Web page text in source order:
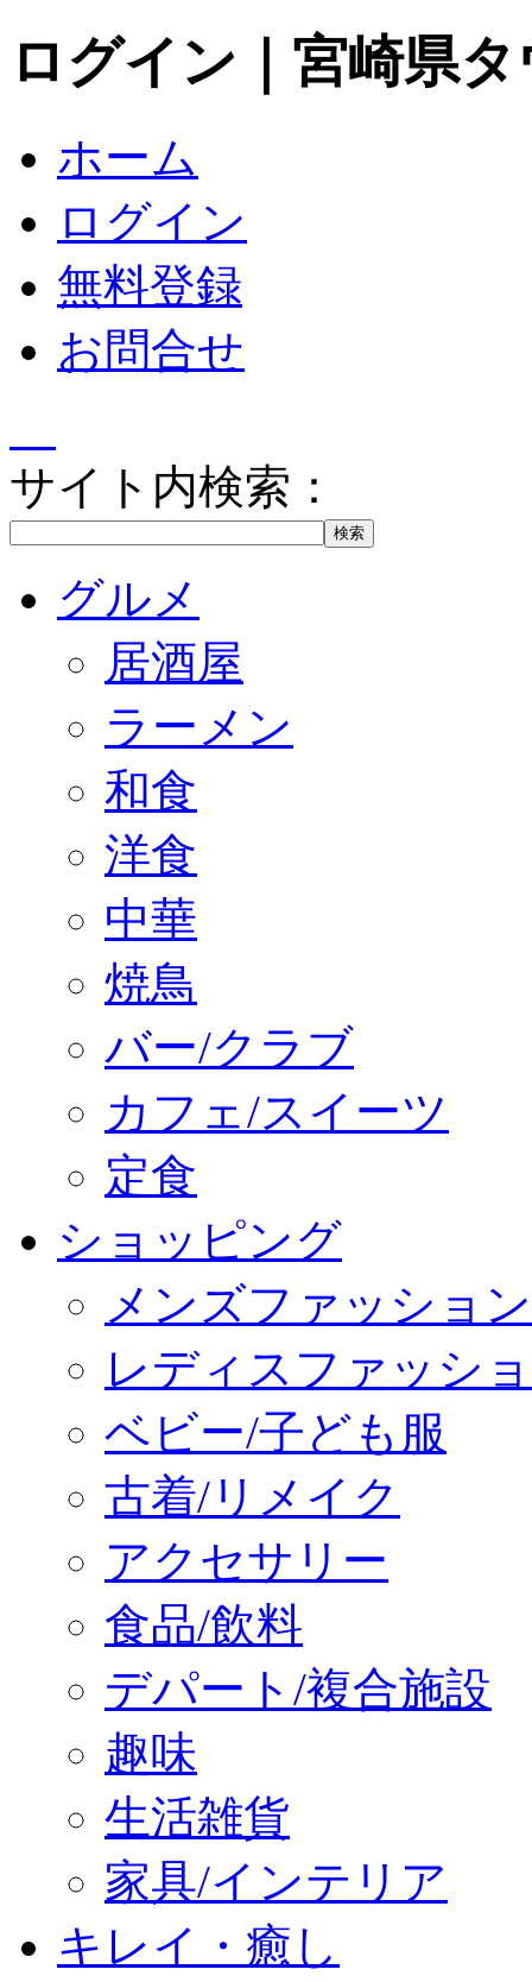
ログイン｜宮崎県
ホーム
ログイン
無料登録
お問合せ
サイト内検索：
グルメ
居酒屋
ラーメン
和食
洋食
中華
焼鳥
バー/クラブ
カフェ/スイーツ
定食
ショッピング
メンズファッション
レディスファッシ
ベビー/子ども服
古着/リメイク
アクセサリー
食品/飲料
デパート/複合施設
趣味
生活雑貨
家具/インテリア
キレイ・癒し